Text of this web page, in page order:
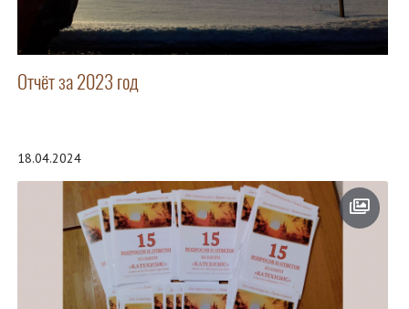
Отчёт за 2023 год
18.04.2024